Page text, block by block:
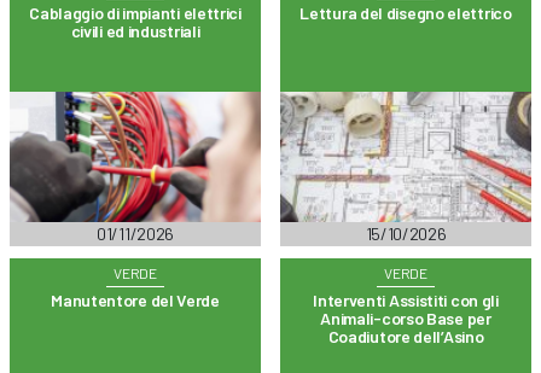
Cablaggio di impianti elettrici
civili ed industriali
01/11/2026
Lettura del disegno elettrico
15/10/2026
VERDE
Manutentore del Verde
VERDE
Interventi Assistiti con gli
Animali-corso Base per
Coadiutore dell’Asino